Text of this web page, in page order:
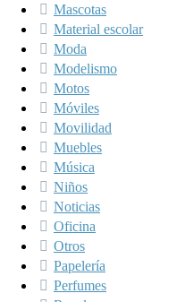
Mascotas
Material escolar
Moda
Modelismo
Motos
Móviles
Movilidad
Muebles
Música
Niños
Noticias
Oficina
Otros
Papelería
Perfumes